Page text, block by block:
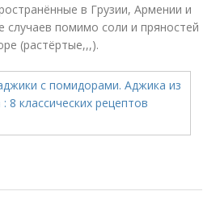
в Грузии, Армении и
случаев помимо соли и пряностей
(растёртые,,,).